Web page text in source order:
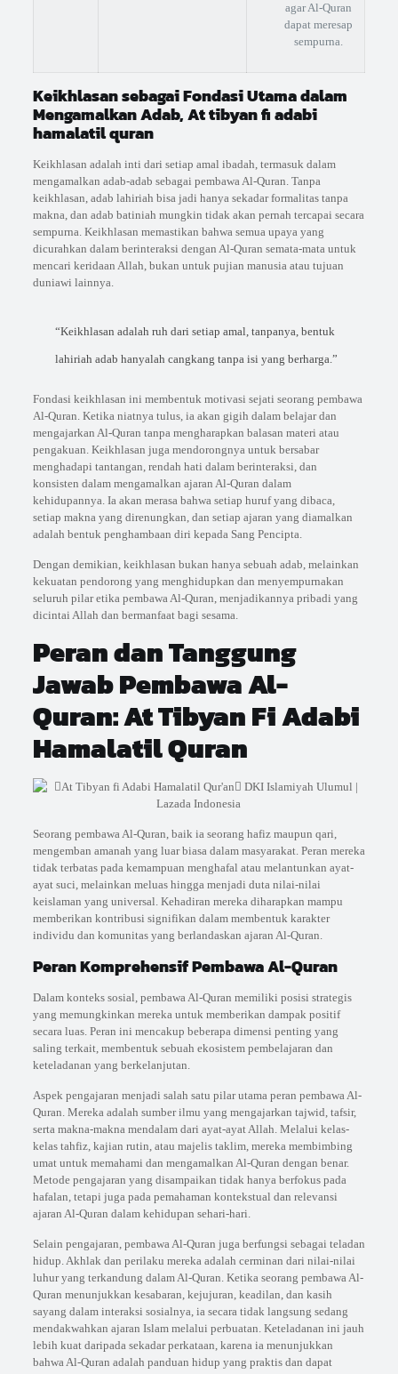
agar Al-Quran
dapat meresap
sempurna.
Keikhlasan sebagai Fondasi Utama dalam
Mengamalkan Adab, At tibyan fi adabi
hamalatil quran
Keikhlasan adalah inti dari setiap amal ibadah, termasuk dalam
mengamalkan adab-adab sebagai pembawa Al-Quran. Tanpa
keikhlasan, adab lahiriah bisa jadi hanya sekadar formalitas tanpa
makna, dan adab batiniah mungkin tidak akan pernah tercapai secara
sempurna. Keikhlasan memastikan bahwa semua upaya yang
dicurahkan dalam berinteraksi dengan Al-Quran semata-mata untuk
mencari keridaan Allah, bukan untuk pujian manusia atau tujuan
duniawi lainnya.
“Keikhlasan adalah ruh dari setiap amal, tanpanya, bentuk
lahiriah adab hanyalah cangkang tanpa isi yang berharga.”
Fondasi keikhlasan ini membentuk motivasi sejati seorang pembawa
Al-Quran. Ketika niatnya tulus, ia akan gigih dalam belajar dan
mengajarkan Al-Quran tanpa mengharapkan balasan materi atau
pengakuan. Keikhlasan juga mendorongnya untuk bersabar
menghadapi tantangan, rendah hati dalam berinteraksi, dan
konsisten dalam mengamalkan ajaran Al-Quran dalam
kehidupannya. Ia akan merasa bahwa setiap huruf yang dibaca,
setiap makna yang direnungkan, dan setiap ajaran yang diamalkan
adalah bentuk penghambaan diri kepada Sang Pencipta.
Dengan demikian, keikhlasan bukan hanya sebuah adab, melainkan
kekuatan pendorong yang menghidupkan dan menyempurnakan
seluruh pilar etika pembawa Al-Quran, menjadikannya pribadi yang
dicintai Allah dan bermanfaat bagi sesama.
Peran dan Tanggung
Jawab Pembawa Al-
Quran: At Tibyan Fi Adabi
Hamalatil Quran
Seorang pembawa Al-Quran, baik ia seorang hafiz maupun qari,
mengemban amanah yang luar biasa dalam masyarakat. Peran mereka
tidak terbatas pada kemampuan menghafal atau melantunkan ayat-
ayat suci, melainkan meluas hingga menjadi duta nilai-nilai
keislaman yang universal. Kehadiran mereka diharapkan mampu
memberikan kontribusi signifikan dalam membentuk karakter
individu dan komunitas yang berlandaskan ajaran Al-Quran.
Peran Komprehensif Pembawa Al-Quran
Dalam konteks sosial, pembawa Al-Quran memiliki posisi strategis
yang memungkinkan mereka untuk memberikan dampak positif
secara luas. Peran ini mencakup beberapa dimensi penting yang
saling terkait, membentuk sebuah ekosistem pembelajaran dan
keteladanan yang berkelanjutan.
Aspek pengajaran menjadi salah satu pilar utama peran pembawa Al-
Quran. Mereka adalah sumber ilmu yang mengajarkan tajwid, tafsir,
serta makna-makna mendalam dari ayat-ayat Allah. Melalui kelas-
kelas tahfiz, kajian rutin, atau majelis taklim, mereka membimbing
umat untuk memahami dan mengamalkan Al-Quran dengan benar.
Metode pengajaran yang disampaikan tidak hanya berfokus pada
hafalan, tetapi juga pada pemahaman kontekstual dan relevansi
ajaran Al-Quran dalam kehidupan sehari-hari.
Selain pengajaran, pembawa Al-Quran juga berfungsi sebagai teladan
hidup. Akhlak dan perilaku mereka adalah cerminan dari nilai-nilai
luhur yang terkandung dalam Al-Quran. Ketika seorang pembawa Al-
Quran menunjukkan kesabaran, kejujuran, keadilan, dan kasih
sayang dalam interaksi sosialnya, ia secara tidak langsung sedang
mendakwahkan ajaran Islam melalui perbuatan. Keteladanan ini jauh
lebih kuat daripada sekadar perkataan, karena ia menunjukkan
bahwa Al-Quran adalah panduan hidup yang praktis dan dapat